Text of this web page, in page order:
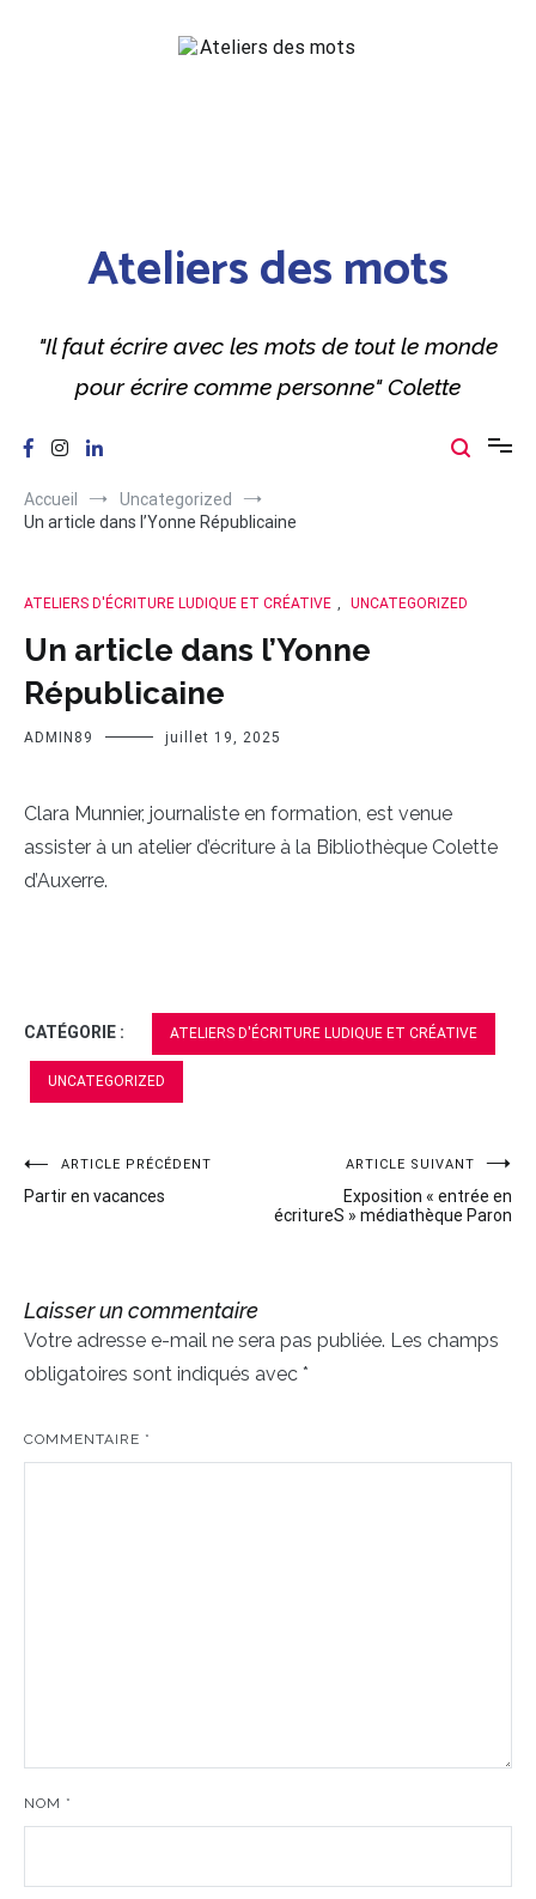
Ateliers des mots
"Il faut écrire avec les mots de tout le monde
pour écrire comme personne" Colette
Accueil
Uncategorized
Un article dans l’Yonne Républicaine
ATELIERS D'ÉCRITURE LUDIQUE ET CRÉATIVE , UNCATEGORIZED
Un article dans l’Yonne
Républicaine
ADMIN89 juillet 19, 2025
Clara Munnier, journaliste en formation, est venue
assister à un atelier d’écriture à la Bibliothèque Colette
d’Auxerre.
CATÉGORIE : ATELIERS D'ÉCRITURE LUDIQUE ET CRÉATIVE
UNCATEGORIZED
Navigation
ARTICLE PRÉCÉDENT
Partir en vacances
ARTICLE SUIVANT
Exposition « entrée en
écritureS » médiathèque Paron
Laisser un commentaire
Votre adresse e-mail ne sera pas publiée. Les champs
obligatoires sont indiqués avec *
COMMENTAIRE *
NOM *